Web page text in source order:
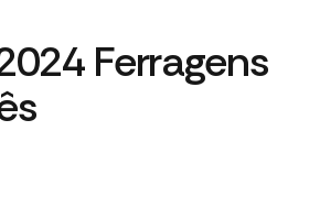
Ferragens